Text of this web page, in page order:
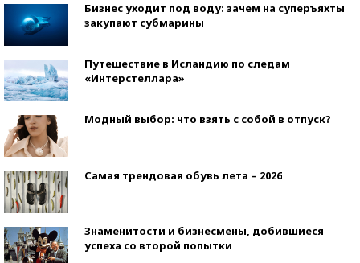
Бизнес уходит под воду: зачем на суперъяхты
закупают субмарины
Путешествие в Исландию по следам
«Интерстеллара»
Модный выбор: что взять с собой в отпуск?
Самая трендовая обувь лета – 2026
Знаменитости и бизнесмены, добившиеся
успеха со второй попытки